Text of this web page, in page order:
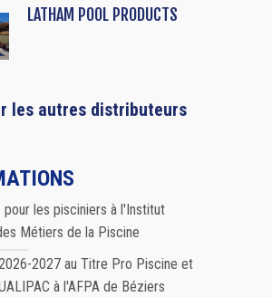
LATHAM POOL PRODUCTS
les autres distributeurs
pour les pisciniers à l'Institut
Métiers de la Piscine
2027 au Titre Pro Piscine et
à l'AFPA de Béziers